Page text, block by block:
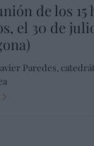
de los 15
el 30 de
Paredes,